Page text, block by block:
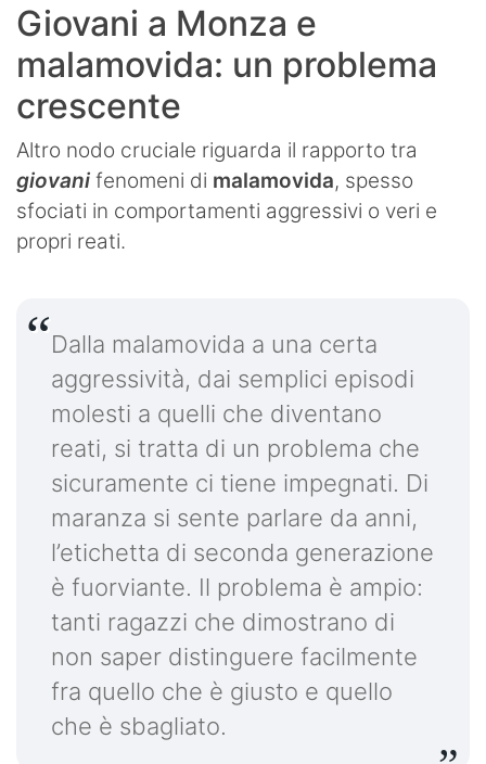
Giovani a Monza e
malamovida: un problema
crescente
Altro nodo cruciale riguarda il rapporto tra
giovani fenomeni di malamovida, spesso
sfociati in comportamenti aggressivi o veri e
propri reati.
Dalla malamovida a una certa
aggressività, dai semplici episodi
molesti a quelli che diventano
reati, si tratta di un problema che
sicuramente ci tiene impegnati. Di
maranza si sente parlare da anni,
l’etichetta di seconda generazione
è fuorviante. Il problema è ampio:
tanti ragazzi che dimostrano di
non saper distinguere facilmente
fra quello che è giusto e quello
che è sbagliato.